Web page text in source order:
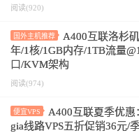
阅读(920)
国外主机推荐
A400互联洛杉
年/1核/1GB内存/1TB流量
口/KVM架构
阅读(974)
便宜VPS
A400互联夏季优惠
gia线路VPS五折促销36元/